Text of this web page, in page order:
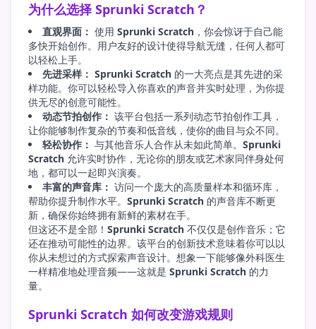
为什么选择 Sprunki Scratch？
直观界面： 使用 Sprunki Scratch ，你会惊讶于自己能
多快开始创作。用户友好的设计使得导航无缝，任何人都可
以轻松上手。
先进采样： Sprunki Scratch 的一大亮点是其先进的采
样功能。你可以轻松导入你喜欢的声音并实时处理，为你提
供无尽的创意可能性。
动态节拍创作： 该平台包括一系列动态节拍创作工具，
让你能够制作复杂的节奏和低音线，使你的曲目与众不同。
轻松协作： 与其他音乐人合作从未如此简单。 Sprunki
Scratch 允许实时协作，无论你的朋友或艺术家同伴身处何
地，都可以一起即兴演奏。
丰富的声音库： 访问一个庞大的高质量样本和循环库，
帮助你提升制作水平。 Sprunki Scratch 的声音库不断更
新，确保你始终拥有新鲜的素材在手。
但这还不是全部！ Sprunki Scratch 不仅仅是创作音乐；它
还在推动可能性的边界。该平台的创新技术意味着你可以以
你从未想过的方式探索声音设计。想象一下能够像外科医生
一样精准地处理音频——这就是 Sprunki Scratch 的力
量。
Sprunki Scratch 如何改变游戏规则